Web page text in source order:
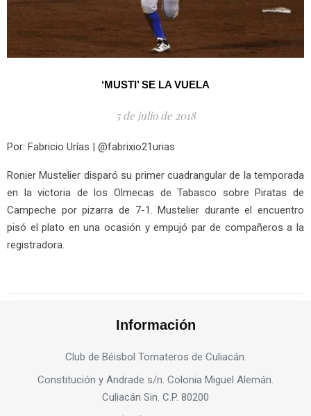
‘MUSTI’ SE LA VUELA
5 de julio de 2018
Por: Fabricio Urías | @fabrixio21urias
Ronier Mustelier disparó su primer cuadrangular de la temporada
en la victoria de los Olmecas de Tabasco sobre Piratas de
Campeche por pizarra de 7-1. Mustelier durante el encuentro
pisó el plato en una ocasión y empujó par de compañeros a la
registradora.
Información
Club de Béisbol Tomateros de Culiacán.
Constitución y Andrade s/n. Colonia Miguel Alemán.
Culiacán Sin. C.P. 80200